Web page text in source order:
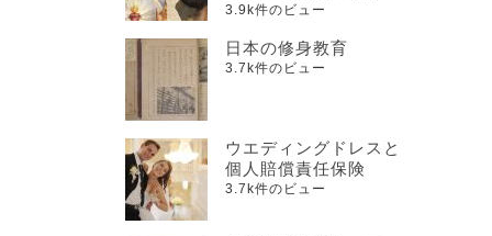
3.9k件のビュー
日本の修身教育
3.7k件のビュー
ウエディングドレスと
個人賠償責任保険
3.7k件のビュー